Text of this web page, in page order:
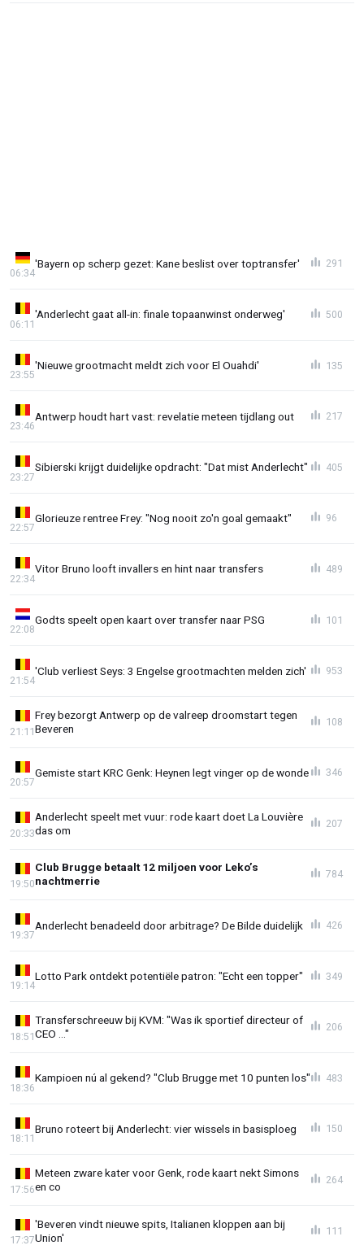
'Bayern op scherp gezet: Kane beslist over toptransfer'
06:34
291
'Anderlecht gaat all-in: finale topaanwinst onderweg'
06:11
500
'Nieuwe grootmacht meldt zich voor El Ouahdi'
23:55
135
Antwerp houdt hart vast: revelatie meteen tijdlang out
23:46
217
Sibierski krijgt duidelijke opdracht: "Dat mist Anderlecht"
23:27
405
Glorieuze rentree Frey: "Nog nooit zo'n goal gemaakt"
22:57
96
Vitor Bruno looft invallers en hint naar transfers
22:34
489
Godts speelt open kaart over transfer naar PSG
22:08
101
'Club verliest Seys: 3 Engelse grootmachten melden zich'
21:54
953
Frey bezorgt Antwerp op de valreep droomstart tegen
Beveren
21:11
108
Gemiste start KRC Genk: Heynen legt vinger op de wonde
20:57
346
Anderlecht speelt met vuur: rode kaart doet La Louvière
das om
20:33
207
Club Brugge betaalt 12 miljoen voor Leko’s
nachtmerrie
19:50
784
Anderlecht benadeeld door arbitrage? De Bilde duidelijk
19:37
426
Lotto Park ontdekt potentiële patron: "Echt een topper"
19:14
349
Transferschreeuw bij KVM: "Was ik sportief directeur of
CEO ..."
18:51
206
Kampioen nú al gekend? "Club Brugge met 10 punten los"
18:36
483
Bruno roteert bij Anderlecht: vier wissels in basisploeg
18:11
150
Meteen zware kater voor Genk, rode kaart nekt Simons
en co
17:56
264
'Beveren vindt nieuwe spits, Italianen kloppen aan bij
Union'
17:37
111